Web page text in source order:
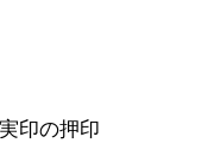
印の押印